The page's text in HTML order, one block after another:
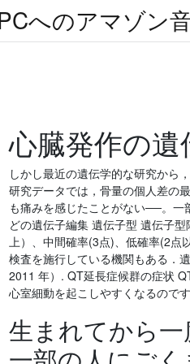
へのアマゾン
心臓発作の
しかし最近の遺伝学的な研究から
研究データでは，骨量の個人差の
も痛みを感じたことがない──。一
どの遺伝子編集 遺伝子型 遺伝子
上）、中間確率(3点)、低確率(2点
検査を施行している機関もある．
2011 年）. QT延長症候群の症状
心室細動を起こしやすくなるのです
生まれてから